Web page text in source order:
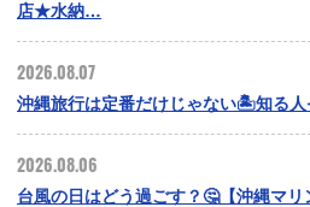
店★水納…
2026.08.07
沖縄旅行は定番だけじゃない🏝️知る
2026.08.06
台風の日はどう過ごす？🤔【沖縄マ